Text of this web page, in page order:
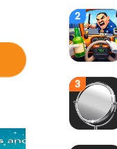
2
3